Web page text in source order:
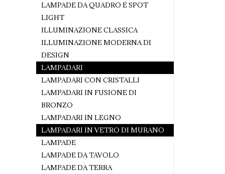
LAMPADE DA QUADRO E SPOT
LIGHT
ILLUMINAZIONE CLASSICA
ILLUMINAZIONE MODERNA DI
DESIGN
LAMPADARI
LAMPADARI CON CRISTALLI
LAMPADARI IN FUSIONE DI
BRONZO
LAMPADARI IN LEGNO
LAMPADARI IN VETRO DI MURANO
LAMPADE
LAMPADE DA TAVOLO
LAMPADE DA TERRA